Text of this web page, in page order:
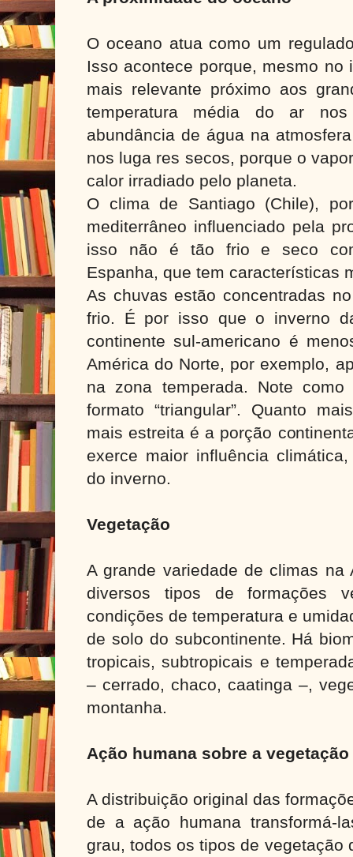
O oceano atua como um
Isso acontece porque, mesmo no
mais relevante próximo aos
temperatura média do ar
abundância de água na
nos luga res secos, porque o
calor irradiado pelo planeta.
O clima de Santiago (Chile),
mediterrâneo influenciado pela
isso não é tão frio e seco
Espanha, que tem características
As chuvas estão concentradas
frio. É por isso que o inverno
continente sul-americano é
América do Norte, por exemplo,
na zona temperada. Note
formato “triangular”. Quanto
mais estreita é a porção
exerce maior influência
do inverno.
Vegetação
A grande variedade de climas na
diversos tipos de formações
condições de temperatura e
de solo do subcontinente. Há
tropicais, subtropicais e
– cerrado, chaco, caatinga –,
montanha.
Ação humana sobre a vegetação
A distribuição original das
de a ação humana transformá-
grau, todos os tipos de vegetação